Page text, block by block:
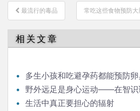
文
章
导
航
最流行的毒品 常吃这些食物预防
相关文章
多生小孩和吃避孕药都能预防
野外远足是身心运动——在智识
发言生活中真正要担心的辐射